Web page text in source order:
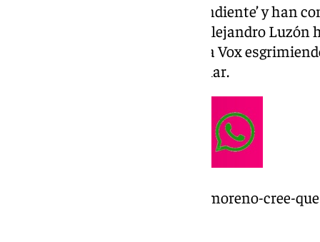
Así lo ha adelantado ‘El Independiente’ y han
han señalado que el fiscal jefe Alejandro
procedimiento reservado contra Vox
la supuesta financiación irregular.
https://www.101tv.es/juanma-moreno-cree-